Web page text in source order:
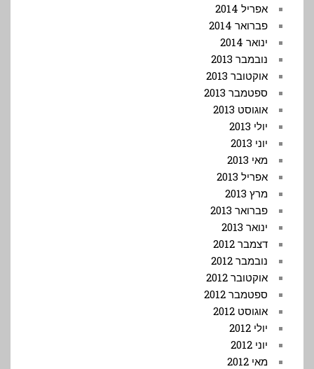
אפריל 2014
פברואר 2014
ינואר 2014
נובמבר 2013
אוקטובר 2013
ספטמבר 2013
אוגוסט 2013
יולי 2013
יוני 2013
מאי 2013
אפריל 2013
מרץ 2013
פברואר 2013
ינואר 2013
דצמבר 2012
נובמבר 2012
אוקטובר 2012
ספטמבר 2012
אוגוסט 2012
יולי 2012
יוני 2012
מאי 2012